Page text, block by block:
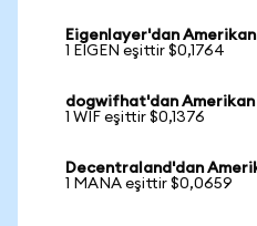
Eigenlayer'dan Amerikan
1 EIGEN eşittir $0,1764
dogwifhat'dan Amerikan
1 WIF eşittir $0,1376
Decentraland'dan
1 MANA eşittir $0,0659